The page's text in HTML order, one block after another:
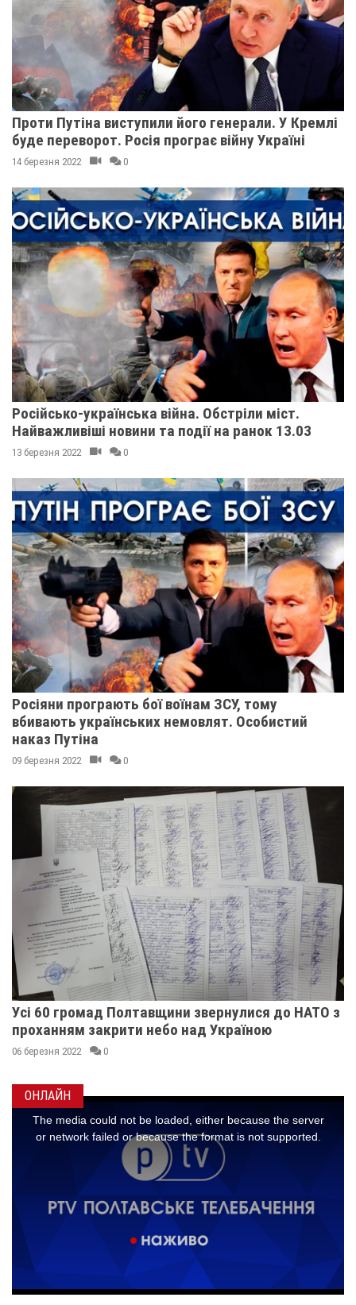
ОНЛАЙН
Проти Путіна виступили його генерали. У Кремлі
буде переворот. Росія програє війну Україні
14 березня 2022 0
Російсько-українська війна. Обстріли міст.
Найважливіші новини та події на ранок 13.03
13 березня 2022 0
Росіяни програють бої воїнам ЗСУ, тому
вбивають українських немовлят. Особистий
наказ Путіна
09 березня 2022 0
Усі 60 громад Полтавщини звернулися до НАТО з
проханням закрити небо над Україною
06 березня 2022 0